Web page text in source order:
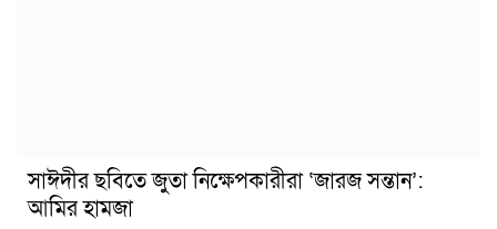
সাঈদীর ছবিতে জুতা নিক্ষেপকারীরা ‘জারজ সন্তান’:
আমির হামজা